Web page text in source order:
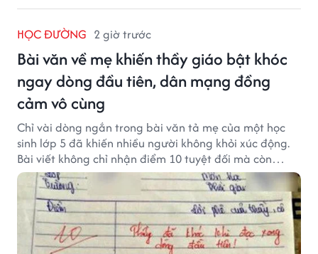
HỌC ĐƯỜNG 2 giờ trước
Bài văn về mẹ khiến thầy giáo bật khóc
ngay dòng đầu tiên, dân mạng đồng
cảm vô cùng
Chỉ vài dòng ngắn trong bài văn tả mẹ của một học
sinh lớp 5 đã khiến nhiều người không khỏi xúc động.
Bài viết không chỉ nhận điểm 10 tuyệt đối mà còn
khiến thầy giáo nghẹn ngào viết lời phê: "Thầy đã
khóc khi đọc xong dòng đầu tiên."